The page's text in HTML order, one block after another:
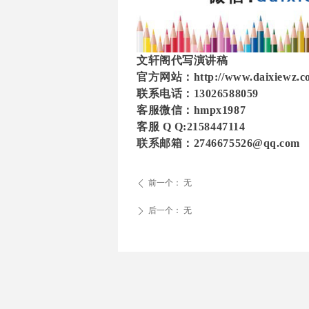
文轩阁代写演讲稿
官方网站：http://
联系电话：13026588059
客服微信：hmpx1987
客服 Q Q:2158447114
联系邮箱：2746675526@qq.com
ꄴ 前一个： 无
ꄲ 后一个： 无